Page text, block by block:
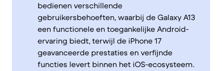
bedienen verschillende
gebruikersbehoeften, waarbij de Galaxy A13
een functionele en toegankelijke Android-
ervaring biedt, terwijl de iPhone 17
geavanceerde prestaties en verfijnde
functies levert binnen het iOS-ecosysteem.